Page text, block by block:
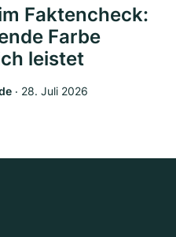
Faktencheck:
Farbe
leistet
‧ 28. Juli 2026